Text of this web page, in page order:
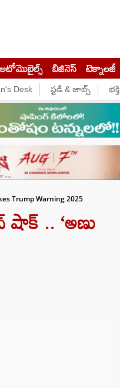
ఆటోమొబైల్స్ బిజినెస్‌ టెక్నాలజీ
Desk స్టడీ & జాబ్స్ భక్తి
Trump Warning 2025
షాక్ .. ‘అణు